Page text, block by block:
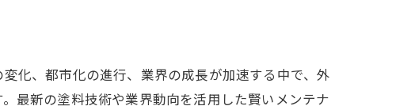
化、都市化の進行、業界の成長が加速する中で、外
最新の塗料技術や業界動向を活用した賢いメンテナ